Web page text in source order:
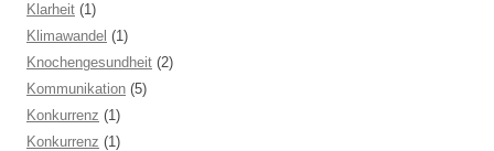
Klarheit (1)
Klimawandel (1)
Knochengesundheit (2)
Kommunikation (5)
Konkurrenz (1)
Konkurrenz (1)